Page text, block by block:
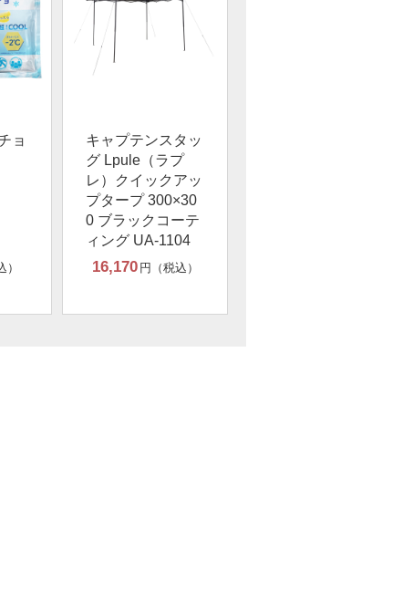
ョ
）
キャプテンスタッ
グ Lpule（ラプ
レ）クイックアッ
プタープ 300×30
0 ブラックコーテ
ィング UA-1104
16,170 円（税込）